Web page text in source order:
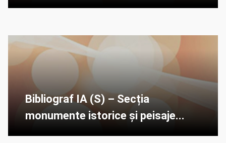
Bibliograf IA (S) – Secția
monumente istorice și peisaje...